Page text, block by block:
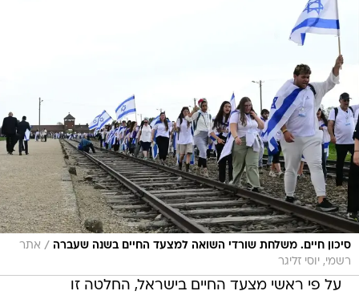
סיכון חיים. משלחת שורדי השואה למצעד החיים בשנה שעברה / אתר
רשמי, יוסי זליגר
על פי ראשי מצעד החיים בישראל, החלטה זו